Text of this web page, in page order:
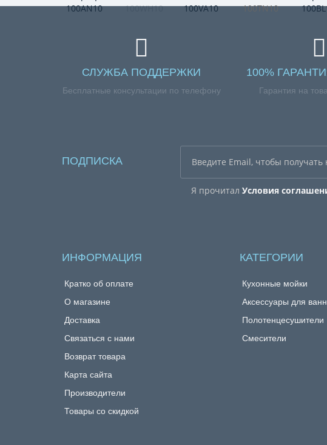
СЛУЖБА ПОДДЕРЖКИ
Бесплатные консультации по телефону
100%
Гарантия на
ПОДПИСКА
Я прочитал Условия
ИНФОРМАЦИЯ
Кратко об оплате
О магазине
Доставка
Связаться с нами
Возврат товара
Карта сайта
Производители
Товары со скидкой
КАТЕГОРИИ
Кухонные мойки
Аксессуары для
Полотенцесушители
Смесители